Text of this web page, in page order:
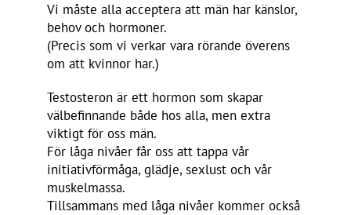
Vi måste alla acceptera att män har känslor,
behov och hormoner.
(Precis som vi verkar vara rörande överens
om att kvinnor har.)
Testosteron är ett hormon som skapar
välbefinnande både hos alla, men extra
viktigt för oss män.
För låga nivåer får oss att tappa vår
initiativförmåga, glädje, sexlust och vår
muskelmassa.
Tillsammans med låga nivåer kommer också